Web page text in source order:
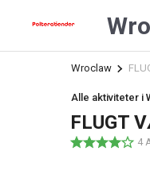
Wroclaw
Alle aktiviteter i
FLUGT
4